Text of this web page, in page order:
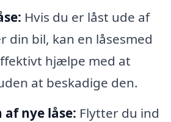
Hvis du er låst ude af
din bil, kan en låsesmed
hjælpe med at
at beskadige den.
nye låse: Flytter du ind